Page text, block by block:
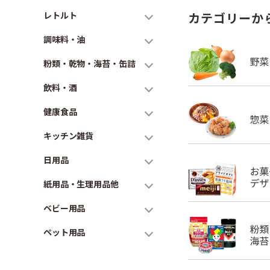
レトルト
調味料・油
粉類・乾物・海苔・缶詰
飲料・酒
健康食品
キッチン雑貨
日用品
紙用品・生理用品他
ベビー用品
ペット用品
カテゴリーか